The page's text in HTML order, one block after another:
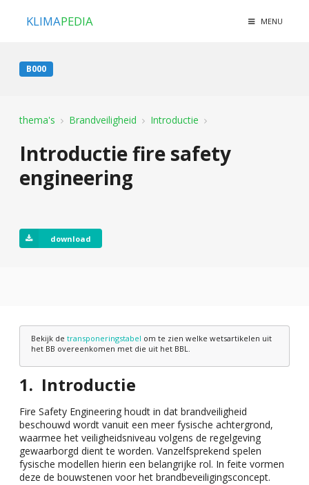
KLIMAPEDIA MENU
B000
thema's Brandveiligheid Introductie
Introductie fire safety
engineering
download
Bekijk de transponeringstabel om te zien welke wetsartikelen uit
het BB overeenkomen met die uit het BBL.
Introductie
Fire Safety Engineering houdt in dat brandveiligheid
beschouwd wordt vanuit een meer fysische achtergrond,
waarmee het veiligheidsniveau volgens de regelgeving
gewaarborgd dient te worden. Vanzelfsprekend spelen
fysische modellen hierin een belangrijke rol. In feite vormen
deze de bouwstenen voor het brandbeveiligingsconcept.